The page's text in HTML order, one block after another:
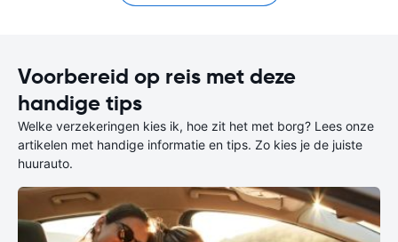
Voorbereid op reis met deze
handige tips
Welke verzekeringen kies ik, hoe zit het met borg? Lees onze
artikelen met handige informatie en tips. Zo kies je de juiste
huurauto.